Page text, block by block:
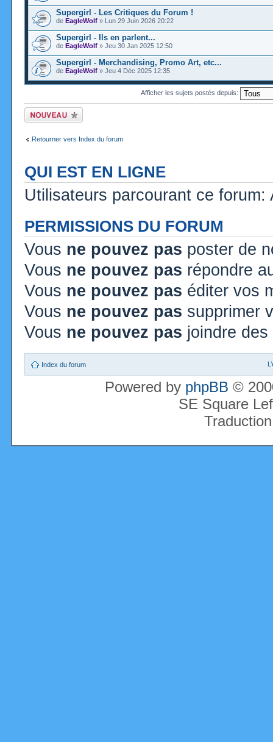
Supergirl - Les Critiques du Forum !
de EagleWolf » Lun 29 Juin 2026 20:22
Supergirl - Ils en parlent...
de EagleWolf » Jeu 30 Jan 2025 12:50
Supergirl - Merchandising, Promo Art, etc...
de EagleWolf » Jeu 4 Déc 2025 12:35
Afficher les sujets postés depuis:
Ecrire un nouveau
sujet
Retourner vers Index du forum
QUI EST EN LIGNE
Utilisateurs parcourant ce
PERMISSIONS DU FORUM
Vous ne pouvez pas poster de
Vous ne pouvez pas répondre
Vous ne pouvez pas éditer vos
Vous ne pouvez pas supprimer
Vous ne pouvez pas joindre
Index du forum
Powered by phpBB ©
SE Square